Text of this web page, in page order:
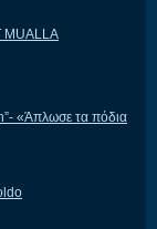
MUALLA
«Άπλωσε τα πόδια